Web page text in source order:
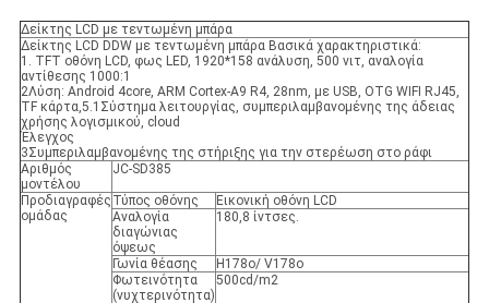
Δείκτης LCD με τεντωμένη μπάρα
Δείκτης LCD DDW με τεντωμένη μπάρα Βασικά χαρακτηριστικά:
1. TFT οθόνη LCD, φως LED, 1920*158 ανάλυση, 500 νιτ, αναλογία
αντίθεσης 1000:1
2Λύση: Android 4core, ARM Cortex-A9 R4, 28nm, με USB, OTG WIFI RJ45,
TF κάρτα,5.1Σύστημα λειτουργίας, συμπεριλαμβανομένης της άδειας
χρήσης λογισμικού, cloud
Έλεγχος
3Συμπεριλαμβανομένης της στήριξης για την στερέωση στο ράφι
Αριθμός
μοντέλου
JC-SD385
Προδιαγραφές
ομάδας
Τύπος οθόνης
Εικονική οθόνη LCD
Αναλογία
διαγώνιας
όψεως
180,8 ίντσες.
Γωνία θέασης
H178o/ V178o
Φωτεινότητα
(νυχτερινότητα)
500cd/m2